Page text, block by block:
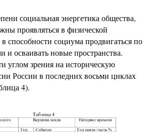
социальная энергетика общества,
проявляться в физической
способности социума продвигаться по
и осваивать новые пространства.
углом зрения на историческую
России в последних восьми циклах
4).